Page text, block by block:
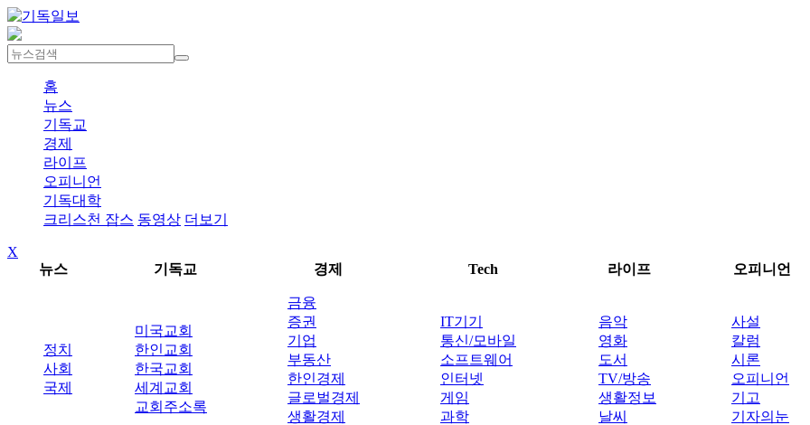
홈
뉴스
기독교
경제
라이프
오피니언
기독대학
크리스천 잡스 동영상 더보기
X
뉴스
기독교 경제 Tech 라이프 오피니언
정치
사회
국제
미국교회
한인교회
한국교회
세계교회
교회주소록
금융
증권
기업
부동산
한인경제
글로벌경제
생활경제
IT기기
통신/모바일
소프트웨어
인터넷
게임
과학
음악
영화
도서
TV/방송
생활정보
날씨
사설
칼럼
시론
오피니언
기고
기자의눈